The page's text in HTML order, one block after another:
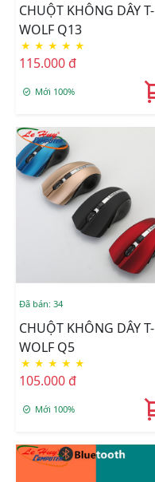
CHUỘT KHÔNG DÂY T-
WOLF Q13
★ ★ ★ ★ ★
115.000 đ
Mới 100%
Đã bán: 34
CHUỘT KHÔNG DÂY T-
WOLF Q5
★ ★ ★ ★ ★
105.000 đ
Mới 100%